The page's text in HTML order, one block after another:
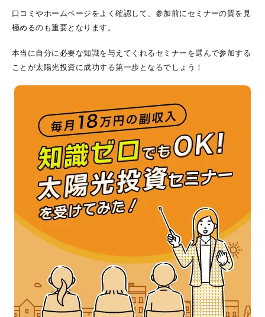
口コミやホームページをよく確認して、参加前にセミナーの質を見
極めるのも重要となります。
本当に自分に必要な知識を与えてくれるセミナーを選んで参加する
ことが太陽光投資に成功する第一歩となるでしょう！